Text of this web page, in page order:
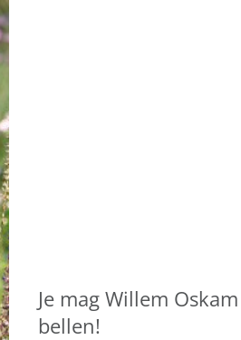
Je mag Willem
bellen!